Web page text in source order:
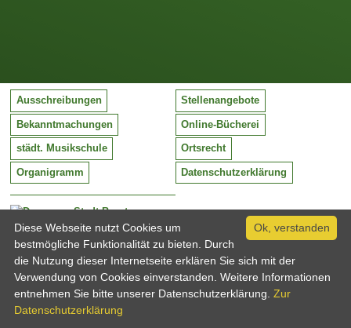
Stadt Barntrup
Mittelstraße 38
32683 Barntrup
Tel:
Email:
05263 / 409-0
info@barntrup.de
Ausschreibungen Stellenangebote
Bekanntmachungen Online-Bücherei
städt. Musikschule Ortsrecht
Organigramm Datenschutzerklärung
Ok, verstanden
Diese Webseite nutzt Cookies um
bestmögliche Funktionalität zu bieten. Durch
die Nutzung dieser Internetseite erklären Sie sich mit der
Verwendung von Cookies einverstanden. Weitere Informationen
entnehmen Sie bitte unserer Datenschutzerklärung. Zur
Datenschutzerklärung